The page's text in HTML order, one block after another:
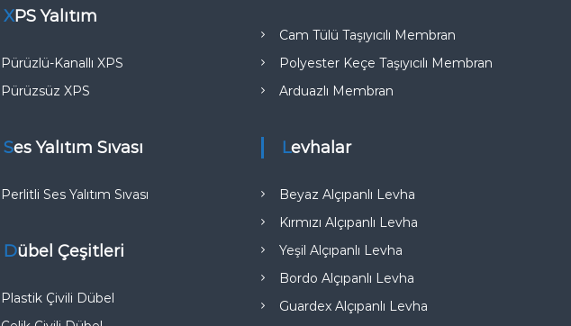
XPS Yalıtım
Pürüzlü-Kanallı XPS
Pürüzsüz XPS
Ses Yalıtım Sıvası
Perlitli Ses Yalıtım Sıvası
Dübel Çeşitleri
Plastik Çivili Dübel
Cam Tülü Taşıyıcılı Membran
Polyester Keçe Taşıyıcılı Membran
Arduazlı Membran
Levhalar
Beyaz Alçıpanlı Levha
Kırmızı Alçıpanlı Levha
Yeşil Alçıpanlı Levha
Bordo Alçıpanlı Levha
Guardex Alçıpanlı Levha